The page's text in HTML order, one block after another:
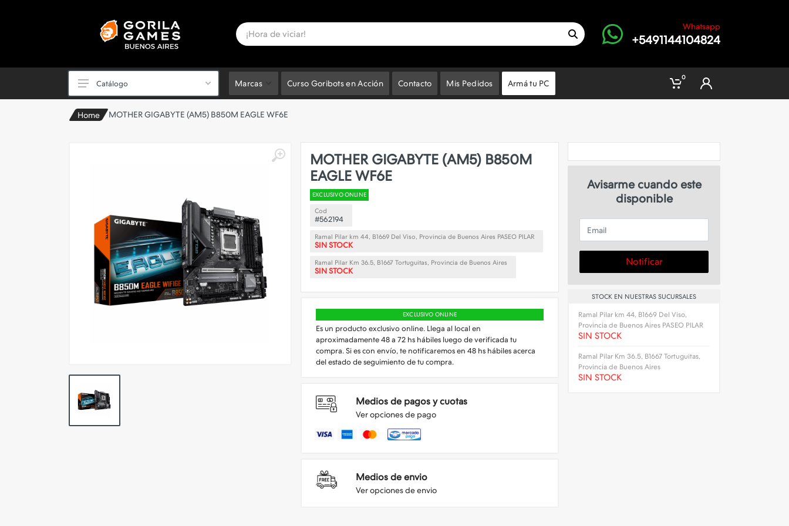
Whatsapp
+5491144104824
PC Armadas y Notebooks
Sillas Gamer
Simuladores
Tabletas Digitalizadoras
Outlet
Catálogo Marcas Curso Goribots en Acción Contacto Mis Pedidos Armá tu PC
0
Home MOTHER GIGABYTE (AM5) B850M EAGLE WF6E
MOTHER GIGABYTE (AM5) B850M
EAGLE WF6E
EXCLUSIVO ONLINE
Cod
#562194
Ramal Pilar km 44, B1669 Del Viso, Provincia de Buenos Aires PASEO PILAR
SIN STOCK
Ramal Pilar Km 36.5, B1667 Tortuguitas, Provincia de Buenos Aires
SIN STOCK
EXCLUSIVO ONLINE
Es un producto exclusivo online. Llega al local en
aproximadamente 48 a 72 hs hábiles luego de verificada tu
compra. Si es con envío, te notificaremos en 48 hs hábiles acerca
del estado de seguimiento de tu compra.
Medios de pagos y cuotas
Ver opciones de pago
Medios de envio
Ver opciones de envio
Avisarme cuando este
disponible
Email
Notificar
STOCK EN NUESTRAS SUCURSALES
Ramal Pilar km 44, B1669 Del Viso,
Provincia de Buenos Aires PASEO PILAR
SIN STOCK
Ramal Pilar Km 36.5, B1667 Tortuguitas,
Provincia de Buenos Aires
SIN STOCK